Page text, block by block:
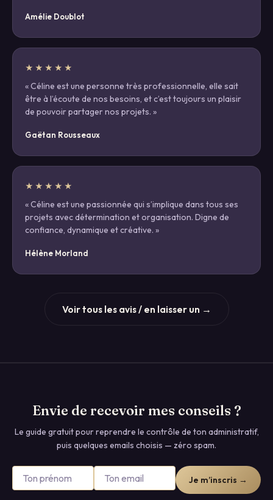
Amélie Doublot
★★★★★
« Céline est une personne très professionnelle, elle sait
être à l’écoute de nos besoins, et c’est toujours un plaisir
de pouvoir partager nos projets. »
Gaëtan Rousseaux
★★★★★
« Céline est une passionnée qui s’implique dans tous ses
projets avec détermination et organisation. Digne de
confiance, dynamique et créative. »
Hélène Morland
Voir tous les avis / en laisser un →
Envie de recevoir mes conseils ?
Le guide gratuit pour reprendre le contrôle de ton administratif,
puis quelques emails choisis — zéro spam.
Je m’inscris →